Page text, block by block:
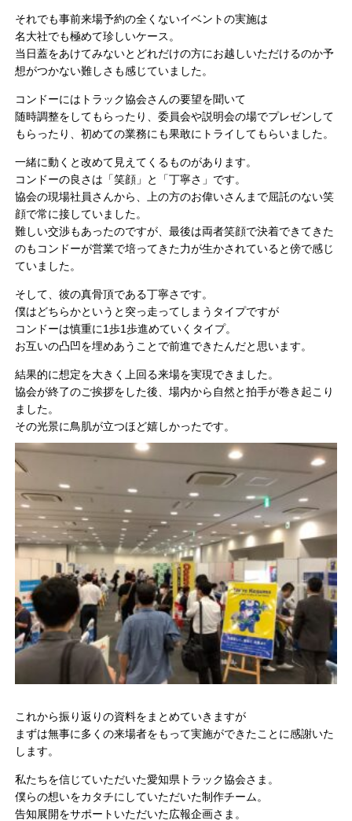
それでも事前来場予約の全くないイベントの実施は
名大社でも極めて珍しいケース。
当日蓋をあけてみないとどれだけの方にお越しいただけるのか予
想がつかない難しさも感じていました。
コンドーにはトラック協会さんの要望を聞いて
随時調整をしてもらったり、委員会や説明会の場でプレゼンして
もらったり、初めての業務にも果敢にトライしてもらいました。
一緒に動くと改めて見えてくるものがあります。
コンドーの良さは「笑顔」と「丁寧さ」です。
協会の現場社員さんから、上の方のお偉いさんまで屈託のない笑
顔で常に接していました。
難しい交渉もあったのですが、最後は両者笑顔で決着できてきた
のもコンドーが営業で培ってきた力が生かされていると傍で感じ
ていました。
そして、彼の真骨頂である丁寧さです。
僕はどちらかというと突っ走ってしまうタイプですが
コンドーは慎重に1歩1歩進めていくタイプ。
お互いの凸凹を埋めあうことで前進できたんだと思います。
結果的に想定を大きく上回る来場を実現できました。
協会が終了のご挨拶をした後、場内から自然と拍手が巻き起こり
ました。
その光景に鳥肌が立つほど嬉しかったです。
これから振り返りの資料をまとめていきますが
まずは無事に多くの来場者をもって実施ができたことに感謝いた
します。
私たちを信じていただいた愛知県トラック協会さま。
僕らの想いをカタチにしていただいた制作チーム。
告知展開をサポートいただいた広報企画さま。